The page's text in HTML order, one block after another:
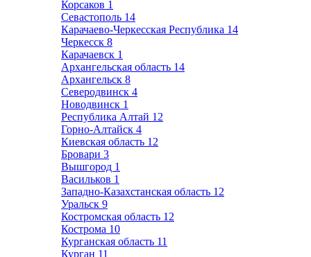
Корсаков 1
Севастополь 14
Карачаево-Черкесская Республика 14
Черкесск 8
Карачаевск 1
Архангельская область 14
Архангельск 8
Северодвинск 4
Новодвинск 1
Республика Алтай 12
Горно-Алтайск 4
Киевская область 12
Бровари 3
Вышгород 1
Васильков 1
Западно-Казахстанская область 12
Уральск 9
Костромская область 12
Кострома 10
Курганская область 11
Курган 11